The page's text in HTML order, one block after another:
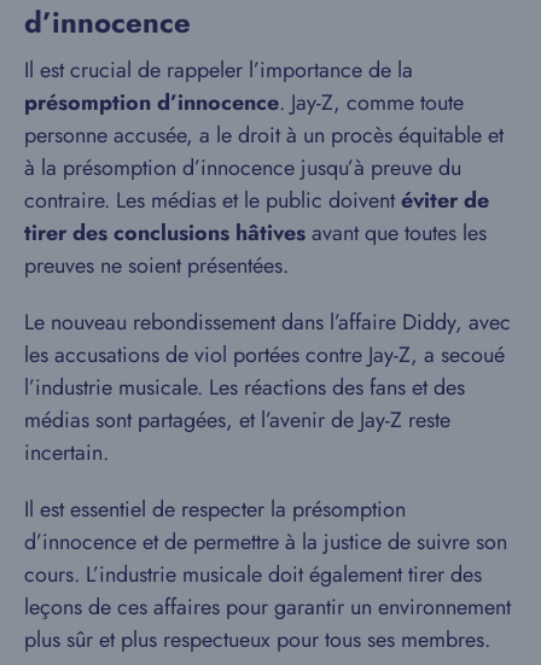
d’innocence
Il est crucial de rappeler l’importance de la
présomption d’innocence. Jay-Z, comme toute
personne accusée, a le droit à un procès équitable et
à la présomption d’innocence jusqu’à preuve du
contraire. Les médias et le public doiventéviter de
tirer des conclusions hâtivesavant que toutes les
preuves ne soient présentées.
Le nouveau rebondissement dans l’affaire Diddy, avec
les accusations de viol portées contre Jay-Z, a secoué
l’industrie musicale. Les réactions des fans et des
médias sont partagées, et l’avenir de Jay-Z reste
incertain.
Il est essentiel de respecter la présomption
d’innocence et de permettre à la justice de suivre son
cours. L’industrie musicale doit également tirer des
leçons de ces affaires pour garantir un environnement
plus sûr et plus respectueux pour tous ses membres.